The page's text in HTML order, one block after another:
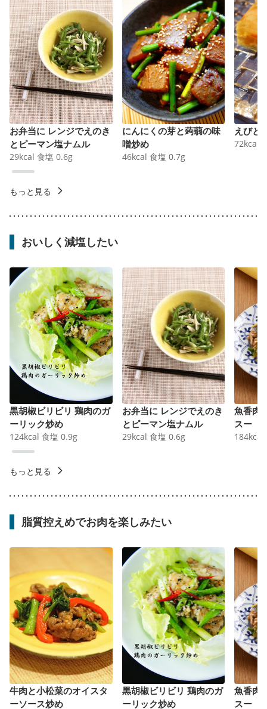
お弁当に レンジでえのき
とピーマン塩ナムル
29kcal 食塩 0.6g
にんにくの芽と蒟蒻の味
噌炒め
46kcal 食塩 0.7g
えびと
72kcal
もっと見る
おいしく減塩したい
黒胡椒ビリビリ 鶏肉のガ
ーリック炒め
124kcal 食塩 0.9g
お弁当に レンジでえのき
とピーマン塩ナムル
29kcal 食塩 0.6g
魚香肉
スー
184kcal
もっと見る
脂質控えめでお肉を楽しみたい
牛肉と小松菜のオイスタ
ーソース炒め
黒胡椒ビリビリ 鶏肉のガ
ーリック炒め
魚香肉
スー